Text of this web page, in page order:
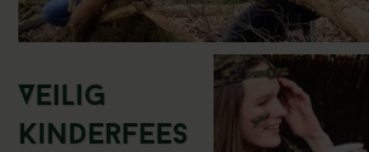
Veilig
kinderfees